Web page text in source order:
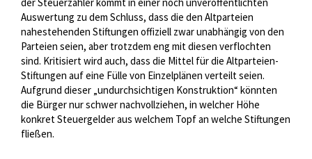
Auswertung zu dem Schluss, dass die den Altparteien
nahestehenden Stiftungen offiziell zwar unabhängig von den
Parteien seien, aber trotzdem eng mit diesen verflochten
sind. Kritisiert wird auch, dass die Mittel für die Altparteien-
Stiftungen auf eine Fülle von Einzelplänen verteilt seien.
Aufgrund dieser „undurchsichtigen Konstruktion“ könnten
die Bürger nur schwer nachvollziehen, in welcher Höhe
konkret Steuergelder aus welchem Topf an welche Stiftungen
fließen.